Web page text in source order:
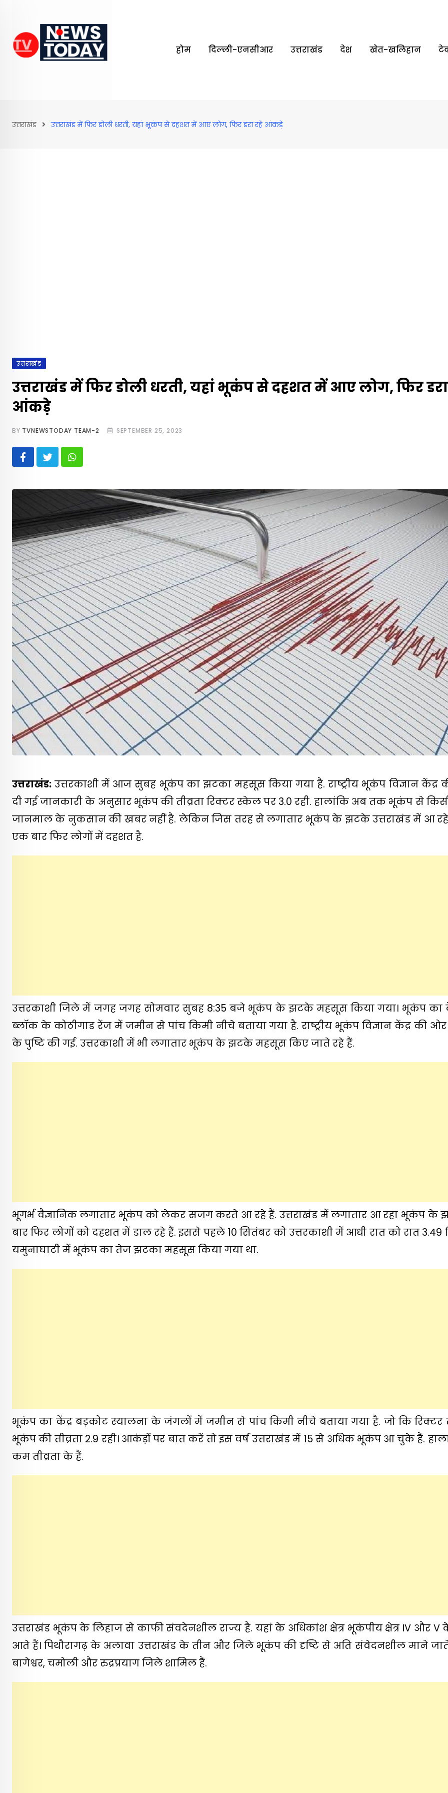
content
होम दिल्‍ली-एनसीआर उत्तराखंड देश खेत-खलिहान
उत्तराखंड उत्तराखंड में फिर डोली धरती, यहां भूकंप से दहशत में आए लोग, फिर डरा रहे आंकड़े
उत्तराखंड
उत्तराखंड में फिर डोली धरती, यहां भूकंप से दहशत में आए लोग, फिर
आंकड़े
BY TVNEWSTODAY TEAM-2 SEPTEMBER 25, 2023
Whatsapp
उत्तराखंड: उत्तरकाशी में आज सुबह भूकंप का झटका महसूस किया गया है. राष्ट्रीय भूकंप विज्ञान केंद्र
दी गई जानकारी के अनुसार भूकंप की तीव्रता रिक्टर स्केल पर 3.0 रही. हालांकि अब तक भूकंप से
जानमाल के नुकसान की खबर नहीं है. लेकिन जिस तरह से लगातार भूकंप के झटके उत्तराखंड में आ
एक बार फिर लोगों में दहशत है.
उत्तरकाशी जिले में जगह जगह सोमवार सुबह 8:35 बजे भूकंप के झटके महसूस किया गया। भूकंप का
ब्लॉक के कोठीगाड रेंज में जमीन से पांच किमी नीचे बताया गया है. राष्ट्रीय भूकंप विज्ञान केंद्र की
के पुष्टि की गई. उत्तरकाशी में भी लगातार भूकंप के झटके महसूस किए जाते रहे हैं.
भूगर्भ वैज्ञानिक लगातार भूकंप को लेकर सजग करते आ रहे हैं. उत्तराखंड में लगातार आ रहा भूकंप
बार फिर लोगों को दहशत में डाल रहे हैं. इससे पहले 10 सितंबर को उत्तरकाशी में आधी रात को रात 3.49
यमुनाघाटी में भूकंप का तेज झटका महसूस किया गया था.
भूकंप का केंद्र बड़कोट स्यालना के जंगलों में जमीन से पांच किमी नीचे बताया गया है. जो कि
भूकंप की तीव्रता 2.9 रही। आकंड़ों पर बात करें तो इस वर्ष उत्तराखंड में 15 से अधिक भूकंप आ चुके हैं.
कम तीव्रता के हैं.
उत्तराखंड भूकंप के लिहाज से काफी संवदेनशील राज्य है. यहां के अधिकांश क्षेत्र भूकंपीय क्षेत्र IV और V
आते हैं। पिथौरागढ़ के अलावा उत्तराखंड के तीन और जिले भूकंप की दृष्टि से अति संवेदनशील माने
बागेश्वर, चमोली और रुद्रप्रयाग जिले शामिल हैं.